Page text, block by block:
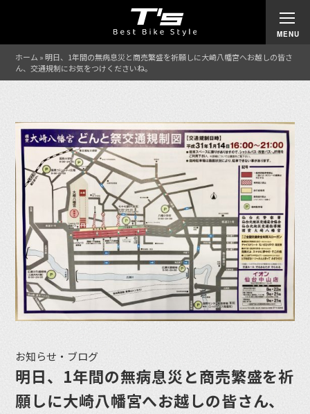
ホーム »明日、1年間の無病息災と商売繁盛を祈願しに大崎八幡宮へお越しの皆さ
ん、交通規制にお気をつけくださいね。
お知らせ・ブログ
明日、1年間の無病息災と商売繁盛を祈
願しに大崎八幡宮へお越しの皆さん、